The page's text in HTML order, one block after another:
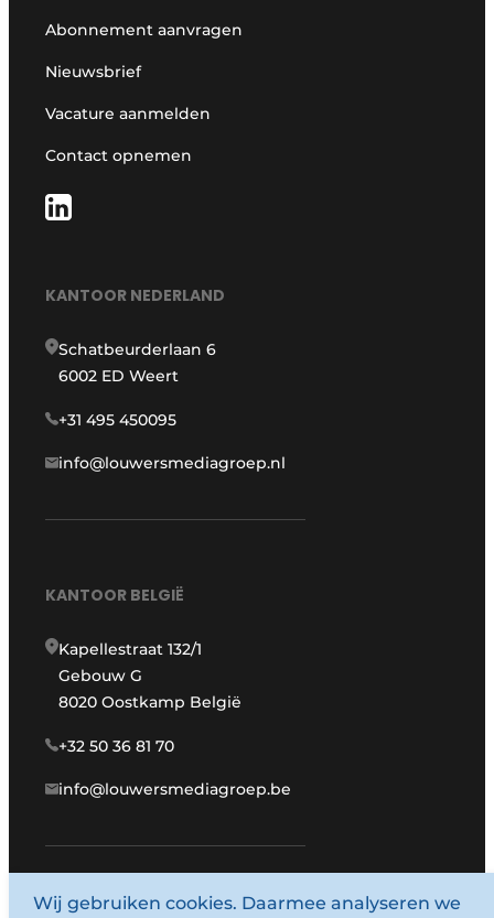
Abonnement aanvragen
Nieuwsbrief
Vacature aanmelden
Contact opnemen
KANTOOR NEDERLAND
Schatbeurderlaan 6
6002 ED Weert
+31 495 450095
info@louwersmediagroep.nl
KANTOOR BELGIË
Kapellestraat 132/1
Gebouw G
8020 Oostkamp België
+32 50 36 81 70
info@louwersmediagroep.be
www.louwersmediagroep.com
Wij gebruiken cookies. Daarmee analyseren we